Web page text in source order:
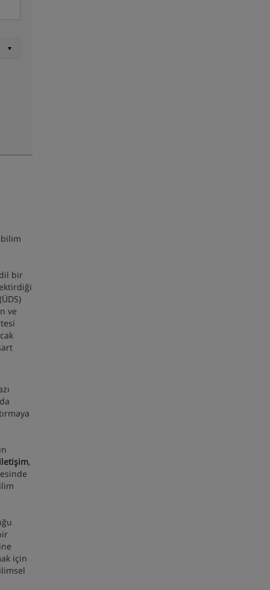
bir
ve
,
için